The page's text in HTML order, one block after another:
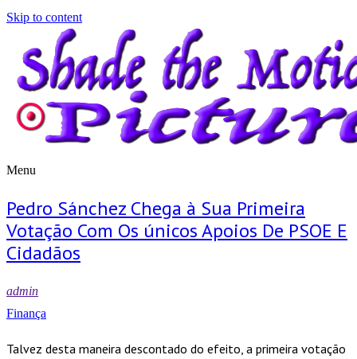
Skip to content
Menu
Pedro Sánchez Chega à Sua Primeira
Votação Com Os únicos Apoios De PSOE E
Cidadãos
admin
Finança
Talvez desta maneira descontado do efeito, a primeira votação